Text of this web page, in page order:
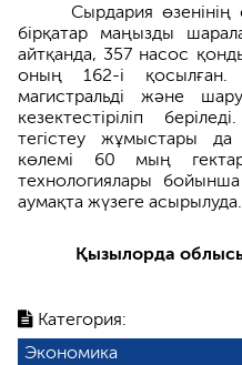
Категория:
Экономика
Сырдария өзенінің
бірқатар маңызды
айтқанда, 357 насос
оның 162-і
магистральді және
кезектестіріліп
тегістеу жұмыстары да
көлемі 60 мың
технологиялары
аумақта жүзеге асырылуда.
Қызылорда облысы